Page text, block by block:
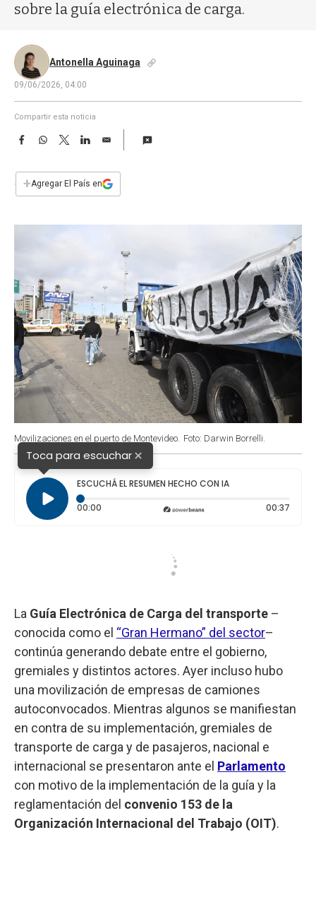
sobre la guía electrónica de carga.
Antonella Aguinaga
09/06/2026, 04:00
Compartir esta noticia
F
e
b
W
s
T
w
t
L
E
i
l
+Agregar El País en
Movilizaciones en el puerto de Montevideo. Foto: Darwin Borrelli.
Toca para escuchar×
ESCUCHÁ EL RESUMEN HECHO CON IA
00:00 Tiempo transcurrido: 0 segundos 00:37
La Guía Electrónica de Carga del transporte –
conocida como el “Gran Hermano” del sector–
continúa generando debate entre el gobierno,
gremiales y distintos actores. Ayer incluso hubo
una movilización de empresas de camiones
autoconvocados. Mientras algunos se manifiestan
en contra de su implementación, gremiales de
transporte de carga y de pasajeros, nacional e
internacional se presentaron ante el Parlamento
con motivo de la implementación de la guía y la
reglamentación del convenio 153 de la
Organización Internacional del Trabajo (OIT).